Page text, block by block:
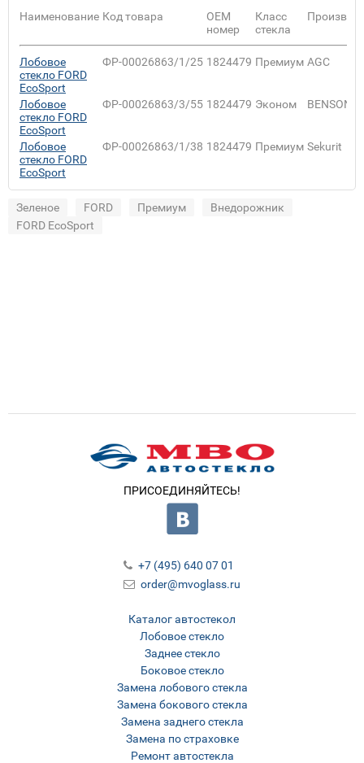
Наименование Код товара
ОЕМ
номер
Класс
стекла
Лобовое
стекло FORD
EcoSport
ФР-00026863/1/25 1824479 Премиум AGC
Лобовое
стекло FORD
EcoSport
ФР-00026863/3/55 1824479 Эконом BENSON
Лобовое
стекло FORD
EcoSport
ФР-00026863/1/38 1824479 Премиум Sekurit
Зеленое FORD Премиум
Внедорожник
FORD EcoSport
ПРИСОЕДИНЯЙТЕСЬ!
Каталог автостекол
Лобовое стекло
Заднее стекло
Боковое стекло
Замена лобового стекла
Замена бокового стекла
Замена заднего стекла
Замена по страховке
Ремонт автостекла
+7 (495) 640 07 01
order@mvoglass.ru